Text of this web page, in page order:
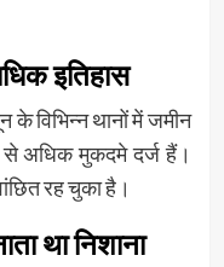
इतिहास
के विभिन्न थानों में जमीन
अधिक मुकदमे दर्ज हैं।
रह चुका है।
था निशाना